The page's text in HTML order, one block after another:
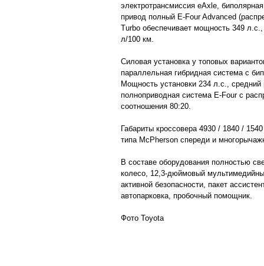
электротрансмиссия eAxle,
привод полный E-Four Advanced
Turbo обеспечивает мощность 349
л/100 км.
Силовая установка у топовых
параллельная гибридная система с
Мощность установки 234 л.с.,
полноприводная система E-Four с
соотношения 80:20.
Габариты кроссовера 4930 / 1840 /
типа McPherson спереди и
В составе оборудования полностью
колесо, 12,3-дюймовый
активной безопасности, пакет
автопарковка, пробочный помощник.
Фото Toyota